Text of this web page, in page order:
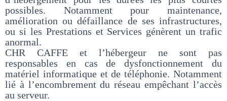
possibles. Notamment pour maintenance,
amélioration ou défaillance de ses infrastructures,
ou si les Prestations et Services génèrent un trafic
anormal.
CHR CAFFE et l’hébergeur ne sont pas
responsables en cas de dysfonctionnement du
matériel informatique et de téléphonie. Notamment
lié à l’encombrement du réseau empêchant l’accès
au serveur.